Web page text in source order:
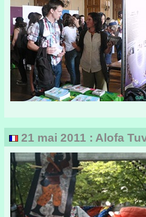
migrantscene
21 mai 2011 : Alofa